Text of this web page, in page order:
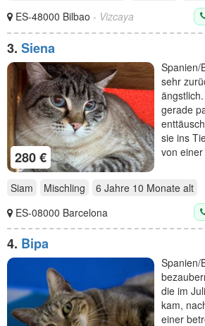
ES-48000 Bilbao - Vizcaya
3. Siena
280 €
Spanien/
sehr
gerade
sie ins
von
Siam Mischling 6 Jahre 10 Monate alt
ES-08000 Barcelona
4. Bipa
Spanien/
die im
kam,
einer